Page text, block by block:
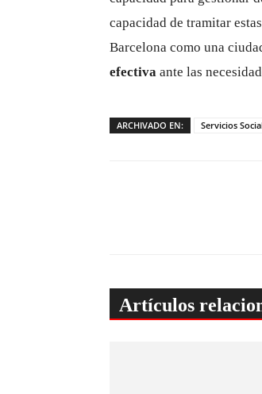
capacidad de tramitar
Barcelona como una
efectiva ante las
ARCHIVADO EN: Servicios
Artículos